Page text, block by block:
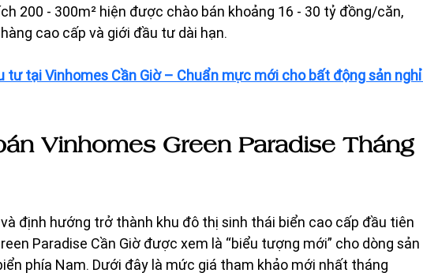
200 - 300m² hiện được chào bán khoảng 16 - 30 tỷ đồng/căn,
cao cấp và giới đầu tư dài hạn.
tư tại Vinhomes Cần Giờ – Chuẩn mực mới cho bất động sản nghỉ
Vinhomes Green Paradise Tháng
định hướng trở thành khu đô thị sinh thái biển cao cấp đầu tiên
Paradise Cần Giờ được xem là “biểu tượng mới” cho dòng sản
phía Nam. Dưới đây là mức giá tham khảo mới nhất tháng